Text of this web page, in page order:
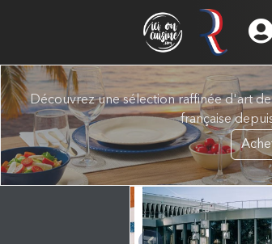
Découvrez une sélection raffinée d'art
française